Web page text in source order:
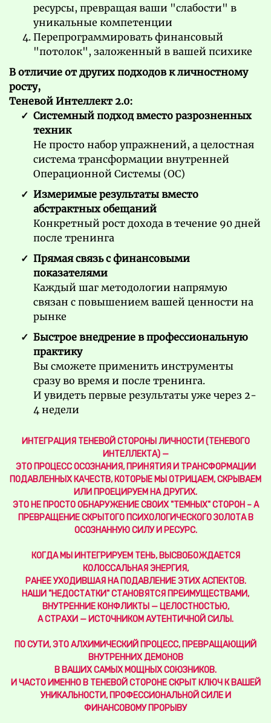
ресурсы, превращая ваши "слабости" в
уникальные компетенции
Перепрограммировать финансовый
"потолок", заложенный в вашей психике
В отличие от других подходов к личностному
росту,
Теневой Интеллект 2.0:
Системный подход вместо разрозненных
техник
Не просто набор упражнений, а целостная
система трансформации внутренней
Операционной Системы (ОС)
Измеримые результаты вместо
абстрактных обещаний
Конкретный рост дохода в течение 90 дней
после тренинга
Прямая связь с финансовыми
показателями
Каждый шаг методологии напрямую
связан с повышением вашей ценности на
рынке
Быстрое внедрение в профессиональную
практику
Вы сможете применить инструменты
сразу во время и после тренинга.
И увидеть первые результаты уже через 2-
4 недели
ИНТЕГРАЦИЯ ТЕНЕВОЙ СТОРОНЫ ЛИЧНОСТИ (ТЕНЕВОГО
ИНТЕЛЛЕКТА) —
ЭТО ПРОЦЕСС ОСОЗНАНИЯ, ПРИНЯТИЯ И ТРАНСФОРМАЦИИ
ПОДАВЛЕННЫХ КАЧЕСТВ, КОТОРЫЕ МЫ ОТРИЦАЕМ, СКРЫВАЕМ
ИЛИ ПРОЕЦИРУЕМ НА ДРУГИХ.
ЭТО НЕ ПРОСТО ОБНАРУЖЕНИЕ СВОИХ "ТЕМНЫХ" СТОРОН – А
ПРЕВРАЩЕНИЕ СКРЫТОГО ПСИХОЛОГИЧЕСКОГО ЗОЛОТА В
ОСОЗНАННУЮ СИЛУ И РЕСУРС.
КОГДА МЫ ИНТЕГРИРУЕМ ТЕНЬ, ВЫСВОБОЖДАЕТСЯ
КОЛОССАЛЬНАЯ ЭНЕРГИЯ,
РАНЕЕ УХОДИВШАЯ НА ПОДАВЛЕНИЕ ЭТИХ АСПЕКТОВ.
НАШИ "НЕДОСТАТКИ" СТАНОВЯТСЯ ПРЕИМУЩЕСТВАМИ,
ВНУТРЕННИЕ КОНФЛИКТЫ — ЦЕЛОСТНОСТЬЮ,
А СТРАХИ — ИСТОЧНИКОМ АУТЕНТИЧНОЙ СИЛЫ.
ПО СУТИ, ЭТО АЛХИМИЧЕСКИЙ ПРОЦЕСС, ПРЕВРАЩАЮЩИЙ
ВНУТРЕННИХ ДЕМОНОВ
В ВАШИХ САМЫХ МОЩНЫХ СОЮЗНИКОВ.
И ЧАСТО ИМЕННО В ТЕНЕВОЙ СТОРОНЕ СКРЫТ КЛЮЧ К ВАШЕЙ
УНИКАЛЬНОСТИ, ПРОФЕССИОНАЛЬНОЙ СИЛЕ И
ФИНАНСОВОМУ ПРОРЫВУ